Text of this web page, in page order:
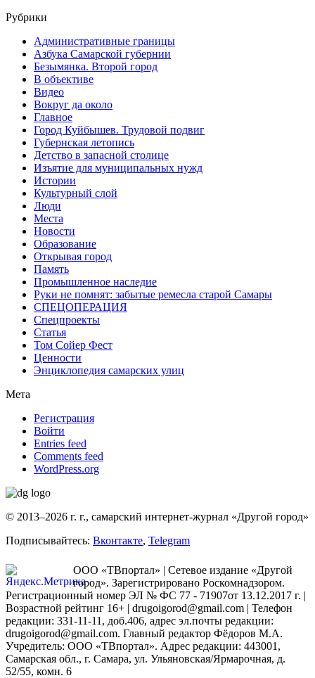
Рубрики
Административные границы
Азбука Самарской губернии
Безымянка. Второй город
В объективе
Видео
Вокруг да около
Главное
Город Куйбышев. Трудовой подвиг
Губернская летопись
Детство в запасной столице
Изъятие для муниципальных нужд
Истории
Культурный слой
Люди
Места
Новости
Образование
Открывая город
Память
Промышленное наследие
Руки не помнят: забытые ремесла старой Самары
СПЕЦОПЕРАЦИЯ
Спецпроекты
Статья
Том Сойер Фест
Ценности
Энциклопедия самарских улиц
Мета
Регистрация
Войти
Entries feed
Comments feed
WordPress.org
© 2013–2026 г. г., самарский интернет-журнал «Другой город»
Подписывайтесь: Вконтакте, Telegram
ООО «ТВпортал» | Сетевое издание «Другой
город». Зарегистрировано Роскомнадзором.
Регистрационный номер ЭЛ № ФС 77 - 71907от 13.12.2017 г. |
Возрастной рейтинг 16+ | drugoigorod@gmail.com | Телефон
редакции: 331-11-11, доб.406, адрес эл.почты редакции:
drugoigorod@gmail.com. Главный редактор Фёдоров М.А.
Учредитель: ООО «ТВпортал». Адрес редакции: 443001,
Самарская обл., г. Самара, ул. Ульяновская/Ярмарочная, д.
52/55, комн. 6